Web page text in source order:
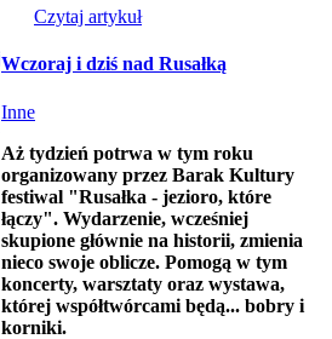
Czytaj artykuł
Wczoraj i dziś nad Rusałką
Inne
Aż tydzień potrwa w tym roku
organizowany przez Barak Kultury
festiwal "Rusałka - jezioro, które
łączy". Wydarzenie, wcześniej
skupione głównie na historii, zmienia
nieco swoje oblicze. Pomogą w tym
koncerty, warsztaty oraz wystawa,
której współtwórcami będą... bobry i
korniki.